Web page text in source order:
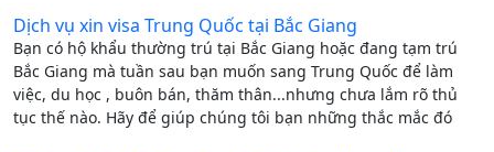
Dịch vụ xin visa Trung Quốc tại Bắc Giang
Bạn có hộ khẩu thường trú tại Bắc Giang hoặc đang tạm trú
Bắc Giang mà tuần sau bạn muốn sang Trung Quốc để làm
việc, du học , buôn bán, thăm thân...nhưng chưa lắm rõ thủ
tục thế nào. Hãy để giúp chúng tôi bạn những thắc mắc đó